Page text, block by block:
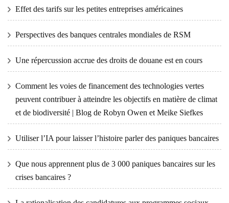
Effet des tarifs sur les petites entreprises américaines
Perspectives des banques centrales mondiales de RSM
Une répercussion accrue des droits de douane est en cours
Comment les voies de financement des technologies vertes
peuvent contribuer à atteindre les objectifs en matière de climat
et de biodiversité | Blog de Robyn Owen et Meike Siefkes
Utiliser l’IA pour laisser l’histoire parler des paniques bancaires
Que nous apprennent plus de 3 000 paniques bancaires sur les
crises bancaires ?